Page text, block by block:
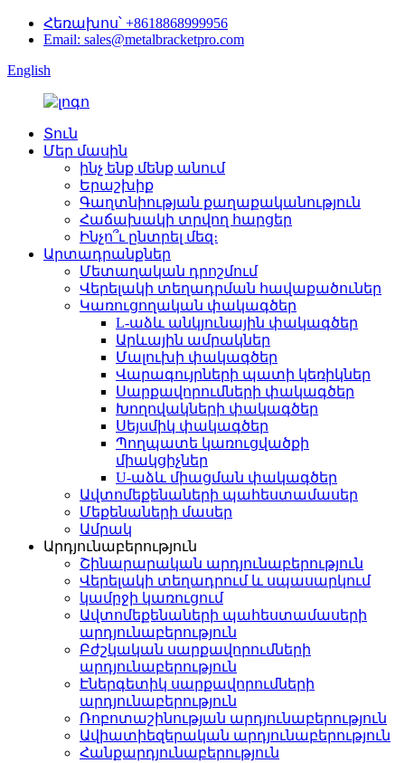
Հեռախոս՝ +8618868999956
Email: sales@metalbracketpro.com
English
Տուն
Մեր մասին
ինչ ենք մենք անում
Երաշխիք
Գաղտնիության քաղաքականություն
Հաճախակի տրվող հարցեր
Ինչո՞ւ ընտրել մեզ։
Արտադրանքներ
Մետաղական դրոշմում
Վերելակի տեղադրման հավաքածուներ
Կառուցողական փակագծեր
L-աձև անկյունային փակագծեր
Արևային ամրակներ
Մալուխի փակագծեր
Վարագույրների պատի կեռիկներ
Սարքավորումների փակագծեր
Խողովակների փակագծեր
Սեյսմիկ փակագծեր
Պողպատե կառուցվածքի
միակցիչներ
U-աձև միացման փակագծեր
Ավտոմեքենաների պահեստամասեր
Մեքենաների մասեր
Ամրակ
Արդյունաբերություն
Շինարարական արդյունաբերություն
Վերելակի տեղադրում և սպասարկում
կամրջի կառուցում
Ավտոմեքենաների պահեստամասերի
արդյունաբերություն
Բժշկական սարքավորումների
արդյունաբերություն
Էներգետիկ սարքավորումների
արդյունաբերություն
Ռոբոտաշինության արդյունաբերություն
Ավիատիեզերական արդյունաբերություն
Հանքարդյունաբերություն